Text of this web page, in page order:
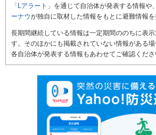
「Lアラート」 を通じて自治体が発表する情報や
ーナウが独自に取材した情報をもとに避難情報を
長期間継続している情報は一定期間ののちに表
す。そのほかにも掲載されていない情報がある場
各自治体が発表する情報もあわせてご確認くださ